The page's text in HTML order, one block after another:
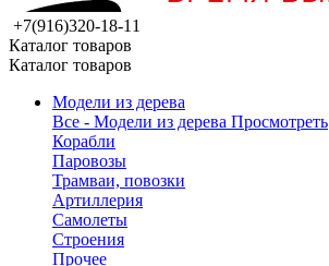
+7(916)320-18-11
Каталог товаров
Каталог товаров
Модели из дерева
Все - Модели из дерева Просмотреть
Корабли
Паровозы
Трамваи, повозки
Артиллерия
Самолеты
Строения
Прочее